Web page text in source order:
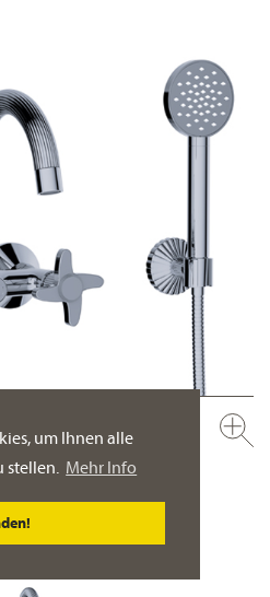
um Ihnen alle
stellen. Mehr Info
mit Garnitur ½“